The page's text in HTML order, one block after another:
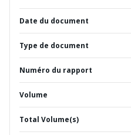
Date du document
Type de document
Numéro du rapport
Volume
Total Volume(s)